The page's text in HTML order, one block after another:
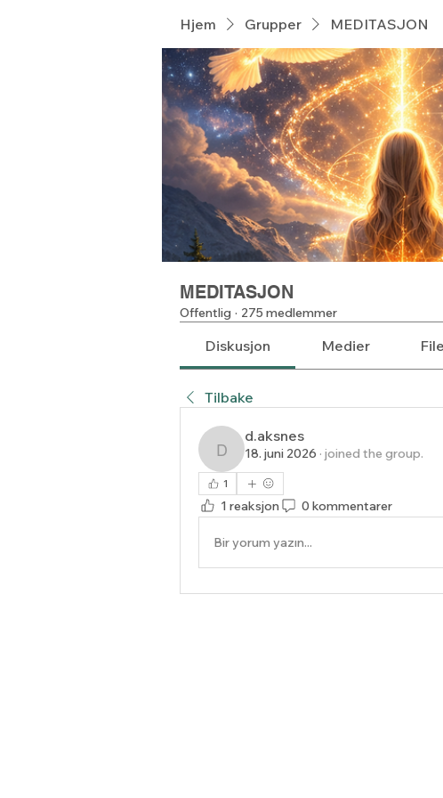
Hjem Grupper MEDITASJON
MEDITASJON
Offentlig · 275 medlemmer
Diskusjon Medier
Tilbake
d.aksnes
d.aksnes
18. juni 2026 · joined the group.
1
1 reaksjon 0 kommentarer
Bir yorum yazın...